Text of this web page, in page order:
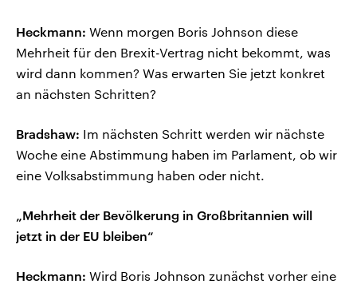
Heckmann: Wenn morgen Boris Johnson diese
Mehrheit für den Brexit-Vertrag nicht bekommt, was
wird dann kommen? Was erwarten Sie jetzt konkret
an nächsten Schritten?
Bradshaw: Im nächsten Schritt werden wir nächste
Woche eine Abstimmung haben im Parlament, ob wir
eine Volksabstimmung haben oder nicht.
„Mehrheit der Bevölkerung in Großbritannien will
jetzt in der EU bleiben“
Heckmann: Wird Boris Johnson zunächst vorher eine